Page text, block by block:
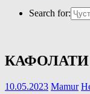
Search for:
10.05.2023 Mamur